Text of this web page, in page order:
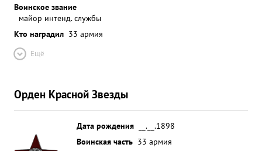
Воинское звание
майор интенд. службы
Кто наградил 33 армия
Ещё
Орден Красной Звезды
Дата рождения
__.__.1898
Воинская часть 33 армия